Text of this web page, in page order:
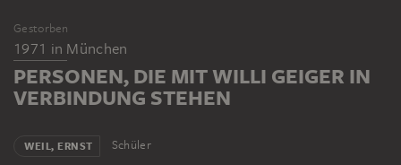
Gestorben
1971 in München
PERSONEN, DIE MIT WILLI GEIGER IN
VERBINDUNG STEHEN
WEIL, ERNST Schüler